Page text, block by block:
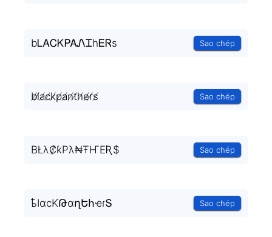
bᏞᎪᏟᏦᏢᎪᏁᏆhᎬᏒs Sao chép
b̸l̸a̸c̸k̸p̸a̸n̸t̸h̸e̸r̸s̸ Sao chép
BŁλ₡ƙPλ₦ŦҤEƦ$ Sao chép
ҍӀɑϲƘԹɑղԵհҽɾՏ Sao chép